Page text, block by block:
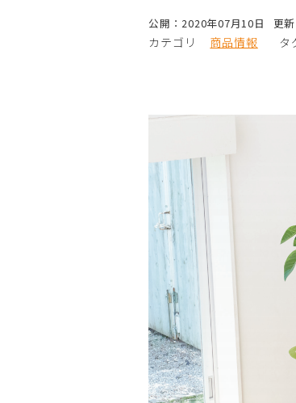
公開：2020年07月10日 更
カテゴリ 商品情報 タ